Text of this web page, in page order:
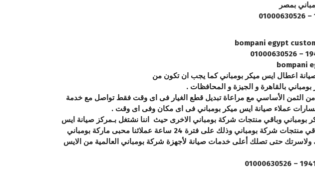
بمصر
اعطال ايس ميكر بومباني كما يجب ان تكون من
بالقاهرة و الجيزة و المحافظات .
في مركز صيانة بومباني ولأسرتك كل أجزاء قطع الغيار الاصلية بخصم يتعدى الى 50 % من الثمن الأساسي مع مراعاة تبديل قطع الغيار فى اى وقت فقط تواصل مع خدمة
عملاء صيانة ايس ميكر بومباني فى اى مكان وفى اى وقت .
بومباني وباقي منتجات شركة بومباني الاخرى حيث اننا نشتغل بـمركز صيانة ايس
ميكر اطباق بومباني المعتمد لصيانة جميع اجهزة صيانة بومباني من صيانة ايس ميكر بومباني وباقي منتجات شركة بومباني وذلك على فترة 24 ساعة عملائنا محبى ماركة بومباني
حتى تصلك أعلى خدمات صيانة لأجهزة شركة بومباني العالمية من الايس